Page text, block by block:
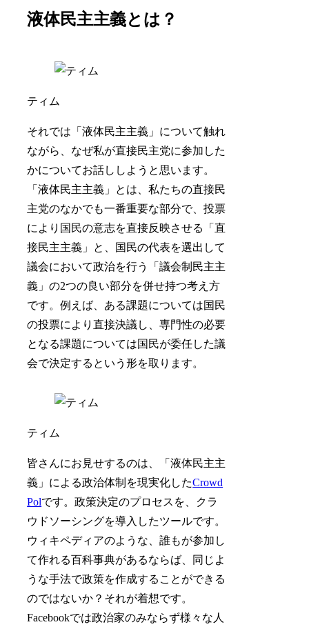
液体民主主義とは？
ティム
それでは「液体民主主義」について触れ
ながら、なぜ私が直接民主党に参加した
かについてお話ししようと思います。
「液体民主主義」とは、私たちの直接民
主党のなかでも一番重要な部分で、投票
により国民の意志を直接反映させる「直
接民主主義」と、国民の代表を選出して
議会において政治を行う「議会制民主主
義」の2つの良い部分を併せ持つ考え方
です。例えば、ある課題については国民
の投票により直接決議し、専門性の必要
となる課題については国民が委任した議
会で決定するという形を取ります。
ティム
皆さんにお見せするのは、「液体民主主
義」による政治体制を現実化したCrowd
Polです。政策決定のプロセスを、クラ
ウドソーシングを導入したツールです。
ウィキペディアのような、誰もが参加し
て作れる百科事典があるならば、同じよ
うな手法で政策を作成することができる
のではないか？それが着想です。
Facebookでは政治家のみならず様々な人